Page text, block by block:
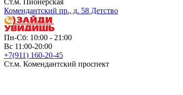
Комендантский пр., д. 58 Детство
Пн-Сб: 10:00 - 21:00
Вс 11:00-20:00
+7(911) 160-20-45
Ст.м. Комендантский проспект